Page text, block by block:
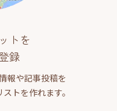
トを
録
報や記事投稿を
トを作れます。